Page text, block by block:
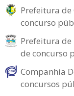
Prefeitura
concurso
Prefeitura
de concurso
Companhia
concursos